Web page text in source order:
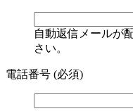
自動返信メールが
さい。
電話番号 (必須)